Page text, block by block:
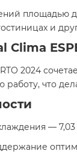
площадью
и
Clima
2024
что
— 7,03